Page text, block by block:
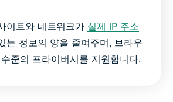
이트와 네트워크가 실제 IP 주소
는 정보의 양을 줄여주며, 브라우
준의 프라이버시를 지원합니다.